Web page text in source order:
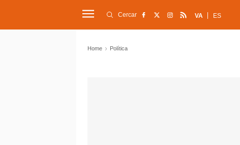
Cercar VA ES
Home Política